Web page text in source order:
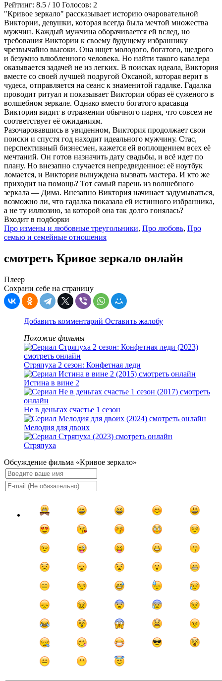
Рейтинг: 8.5 / 10 Голосов: 2
"Кривое зеркало" рассказывает историю очаровательной
Виктории, девушки, которая всегда была мечтой множества
мужчин. Каждый мужчина оборачивается ей вслед, но
требования Виктории к своему будущему избраннику
чрезвычайно высоки. Она ищет молодого, богатого, щедрого
и безумно влюбленного человека. Но найти такого кавалера
оказывается задачей не из легких. В поисках идеала, Виктория
вместе со своей лучшей подругой Оксаной, которая верит в
чудеса, отправляется на сеанс к знаменитой гадалке. Гадалка
проводит ритуал и показывает Виктории образ её суженого в
волшебном зеркале. Однако вместо богатого красавца
Виктория видит в отражении обычного парня, что совсем не
соответствует её ожиданиям.
Разочаровавшись в увиденном, Виктория продолжает свои
поиски и спустя год находит идеального мужчину. Стас,
перспективный бизнесмен, кажется ей воплощением всех её
мечтаний. Он готов назначить дату свадьбы, и всё идет по
плану. Но внезапно случается непредвиденное: её ноутбук
ломается, и Виктория вынуждена вызвать мастера. И кто же
приходит на помощь? Тот самый парень из волшебного
зеркала — Дима. Внезапно Виктория начинает задумываться,
возможно ли, что гадалка показала ей истинного избранника,
а не ту иллюзию, за которой она так долго гонялась?
Входит в подборки
Про измены и любовные треугольники, Про любовь, Про
семью и семейные отношения
смотреть Кривое зеркало онлайн
Плеер
Сохрани себе на страницу
Добавить комментарий Оставить жалобу
Похожие фильмы
Стряпуха 2 сезон: Конфетная леди
Истина в вине 2
Не в деньгах счастье 1 сезон
Мелодия для двоих
Стряпуха
Обсуждение фильма «Кривое зеркало»